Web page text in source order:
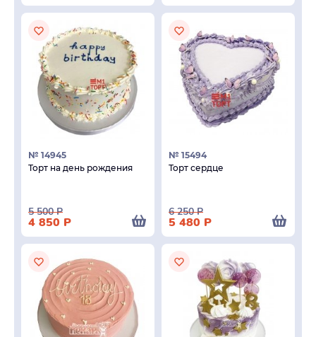
№ 14945
Торт на день рождения
5 500Р
4 850 Р
№ 15494
Торт сердце
6 250Р
5 480 Р